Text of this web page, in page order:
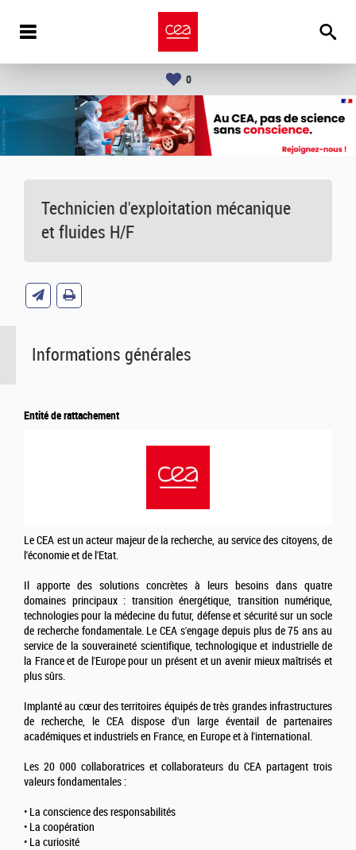
0
Technicien d'exploitation mécanique
et fluides H/F
Informations générales
Entité de rattachement
Le CEA est un acteur majeur de la recherche, au service des citoyens, de
l'économie et de l'Etat.
Il apporte des solutions concrètes à leurs besoins dans quatre
domaines principaux : transition énergétique, transition numérique,
technologies pour la médecine du futur, défense et sécurité sur un socle
de recherche fondamentale. Le CEA s'engage depuis plus de 75 ans au
service de la souveraineté scientifique, technologique et industrielle de
la France et de l'Europe pour un présent et un avenir mieux maîtrisés et
plus sûrs.
Implanté au cœur des territoires équipés de très grandes infrastructures
de recherche, le CEA dispose d'un large éventail de partenaires
académiques et industriels en France, en Europe et à l'international.
Les 20 000 collaboratrices et collaborateurs du CEA partagent trois
valeurs fondamentales :
• La conscience des responsabilités
• La coopération
• La curiosité